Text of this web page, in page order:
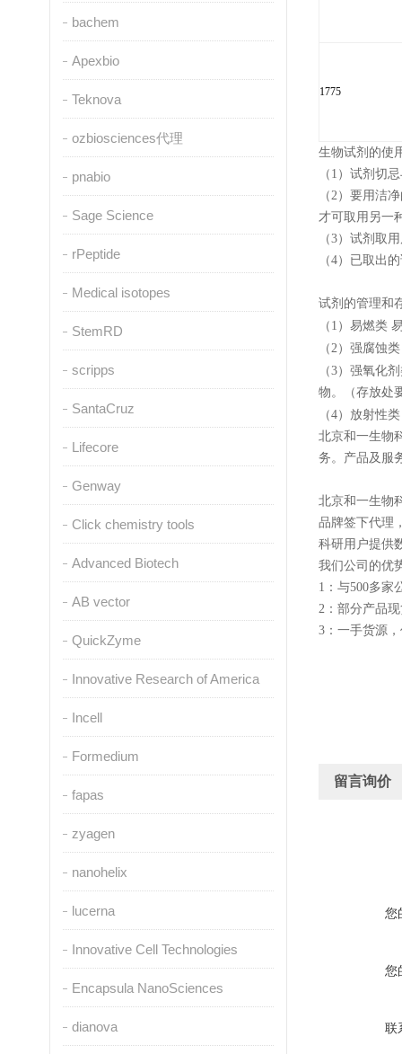
bachem
Apexbio
Teknova
ozbiosciences代理
pnabio
Sage Science
rPeptide
Medical isotopes
StemRD
scripps
SantaCruz
Lifecore
Genway
Click chemistry tools
Advanced Biotech
AB vector
QuickZyme
Innovative Research of America
Incell
Formedium
fapas
zyagen
nanohelix
lucerna
Innovative Cell Technologies
Encapsula NanoSciences
dianova
1775
生物试剂的使
（ 1 ）试剂切
（2）要用洁
才可取用另一
（3）试剂取
（4）已取出
试剂的管理和
（ 1 ）易燃类
（2）强腐蚀类
（3）强氧化
物。（存放处
（4）放射性类
北京和一生物
务。产品及服
北京和一生物
品牌签下代理
科研用户提供
我们公司的优
1 ：与500多家
2 ：部分产品
3 ：一手货源
留言询价
您
您
联